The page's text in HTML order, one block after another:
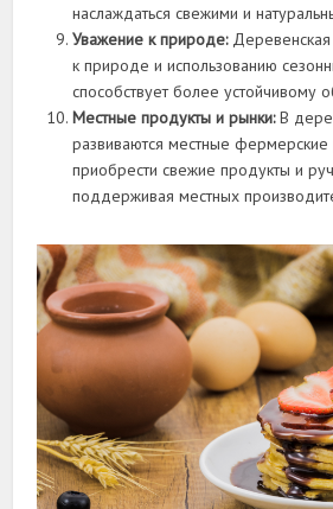
наслаждаться свежими и
Уважение к природе:Деревенская
к природе и использованию
способствует более устойчивому
Местные продукты и рынки:В
развиваются местные
приобрести свежие продукты и
поддерживая местных